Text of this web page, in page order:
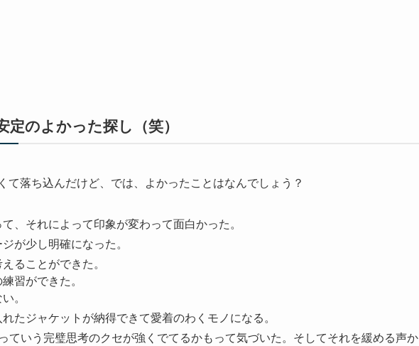
のよかった探し（笑）
て落ち込んだけど、では、よかったことはなんでしょう？
、それによって印象が変わって面白かった。
が少し明確になった。
ることができた。
習ができた。
。
たジャケットが納得できて愛着のわくモノになる。
ていう完璧思考のクセが強くでてるかもって気づいた。そしてそれを緩める声か